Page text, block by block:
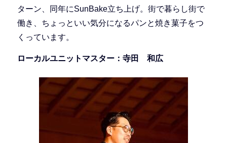
ターン、同年にSunBake立ち上げ。街で暮らし街で
働き、ちょっといい気分になるパンと焼き菓子をつ
くっています。
ローカルユニットマスター：寺田 和広